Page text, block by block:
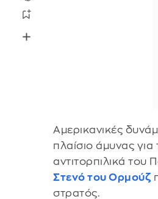
Αμερικανικές
πλαίσιο άμυνας για
αντιτορπιλικά
Στενό του Ορμούζ
στρατός.